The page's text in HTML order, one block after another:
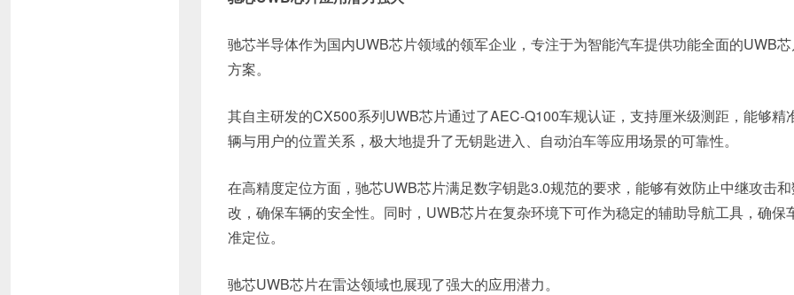
驰芯半导体作为国内UWB芯片领域的领军企业，专注于为智能汽车提供功能全面的UWB
方案。
其自主研发的CX500系列UWB芯片通过了AEC-Q100车规认证，支持厘米级测距，能够精
辆与用户的位置关系，极大地提升了无钥匙进入、自动泊车等应用场景的可靠性。
在高精度定位方面，驰芯UWB芯片满足数字钥匙3.0规范的要求，能够有效防止中继攻击
改，确保车辆的安全性。同时，UWB芯片在复杂环境下可作为稳定的辅助导航工具，确保
准定位。
驰芯UWB芯片在雷达领域也展现了强大的应用潜力。